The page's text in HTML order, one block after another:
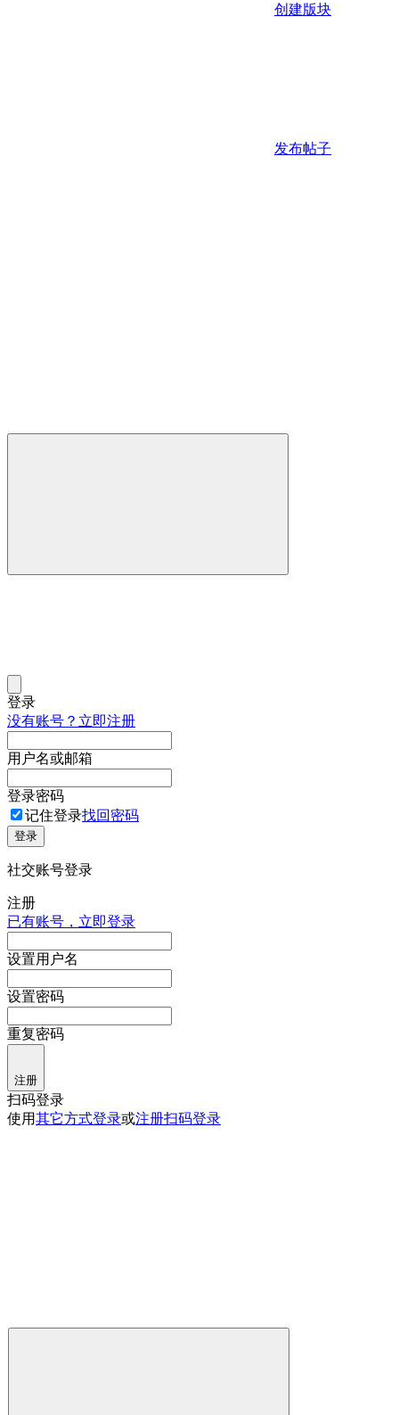
创建版块
发布帖子
登录
没有账号？立即注册
用户名或邮箱
登录密码
记住登录找回密码
登录
社交账号登录
注册
已有账号，立即登录
设置用户名
设置密码
重复密码
注册
扫码登录
使用其它方式登录或注册扫码登录